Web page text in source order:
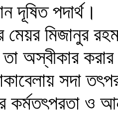
দূষিত পদার্থ।
মেয়র মিজানুর
তা অস্বীকার
সদা
কর্মতৎপরতা ও